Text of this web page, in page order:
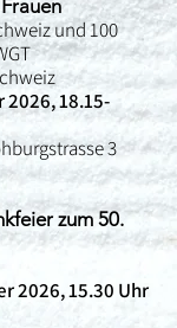
und 100
2026,18.15-
3
zum 50.
2026, 15.30 Uhr